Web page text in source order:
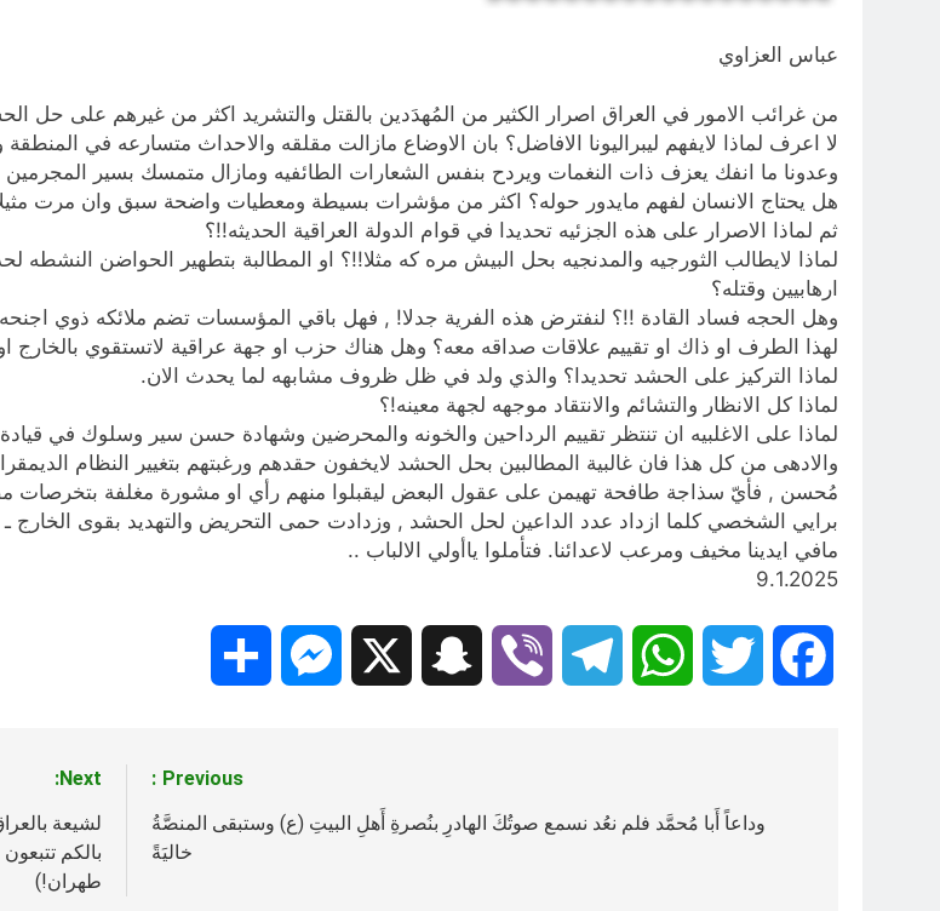
عباس العزاوي
من غرائب الامور في العراق اصرار الكثير من المُهدَدين بالقتل والتشريد اكثر من غيرهم على حل
لا اعرف لماذا لايفهم ليبراليونا الافاضل؟ بان الاوضاع مازالت مقلقه والاحداث متسارعه في
وعدونا ما انفك يعزف ذات النغمات ويردح بنفس الشعارات الطائفيه ومازال متمسك بسير المجرمين
هل يحتاج الانسان لفهم مايدور حوله؟ اكثر من مؤشرات بسيطة ومعطيات واضحة سبق وان مرت
ثم لماذا الاصرار على هذه الجزئيه تحديدا في قوام الدولة العراقية الحديثه!!؟
لماذا لايطالب الثورجيه والمدنجيه بحل البيش مره كه مثلا!!؟ او المطالبة بتطهير الحواضن
ارهابيين وقتله؟
وهل الحجه فساد القادة !!؟ لنفترض هذه الفرية جدلا! , فهل باقي المؤسسات تضم ملائكه ذوي اجنحه
لهذا الطرف او ذاك او تقييم علاقات صداقه معه؟ وهل هناك حزب او جهة عراقية لاتستقوي بالخارج
لماذا التركيز على الحشد تحديدا؟ والذي ولد في ظل ظروف مشابهه لما يحدث الان.
لماذا كل الانظار والتشائم والانتقاد موجهه لجهة معينه!؟
لماذا على الاغلبيه ان تنتظر تقييم الرداحين والخونه والمحرضين وشهادة حسن سير وسلوك في قيادة
والادهى من كل هذا فان غالبية المطالبين بحل الحشد لايخفون حقدهم ورغبتهم بتغيير النظام
مُحسن , فأيّ سذاجة طافحة تهيمن على عقول البعض ليقبلوا منهم رأي او مشورة مغلفة بتخرصات
برايي الشخصي كلما ازداد عدد الداعين لحل الحشد , وزدادت حمى التحريض والتهديد بقوى الخارج ـ
مافي ايدينا مخيف ومرعب لاعدائنا. فتأملوا ياأولي الالباب ..
9.1.2025
Facebook
Twitter
WhatsApp
Telegram
Viber
Snapchat
Messenger
المقالات
Previous:
وداعاً أَبا مُحمَّد فلم نعُد نسمع صوتُكَ الهادرِ بنُصرةِ أَهلِ البيتِ (ع) وستبقى المنصَّةُ
خاليَةً
Next:
لشيعة
بالكم
طهران!)